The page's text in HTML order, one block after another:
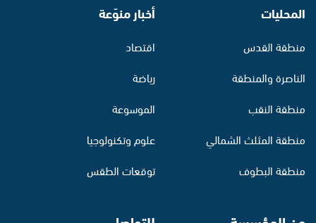
المحليات
منطقة القدس
الناصرة والمنطقة
منطقة النقب
منطقة المثلث الشمالي
منطقة البطوف
أخبار منوّعة
اقتصاد
رياضة
الموسوعة
علوم وتكنولوجيا
توقعات الطقس